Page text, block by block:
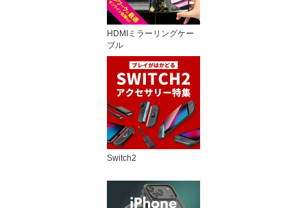
HDMIミラーリングケー
ブル
Switch2